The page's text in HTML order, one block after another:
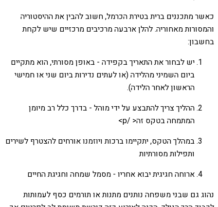
כאשר מתכננים ברית בטירת הכרמל, חשוב להבין את ההיסטוריה
והמסורות מאחוריה. להלן ארבעה מרכיבים מרכזיים שיש לקחת
בחשבון:
יש לבחור את התאריך בקפידה - באופן מסורתי, הוא מתקיים
ביום השמיני מהלידה (או לעתים נדירות ביום שני או חמישי
הראשון לאחר הלידה).
ההליך צריך להתבצע על ידי מוהל - בדרך כלל רב מיומן
המתמחה בטקס זה< /p>
במהלך הטקס, יתקיימו ברכות ויוזמנו אורחים להצטרף לשירים
ותפילות מסורתיות
ארוחה חגיגית יבוא אחריו - מסמל שמחה וחגיגת החיים
נהוג גם שבני משפחה נותנים מתנות או תורמים כסף לעמותות